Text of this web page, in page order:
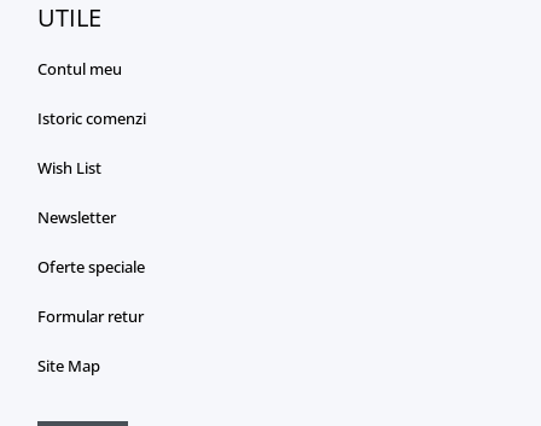
UTILE
Contul meu
Istoric comenzi
Wish List
Newsletter
Oferte speciale
Formular retur
Site Map